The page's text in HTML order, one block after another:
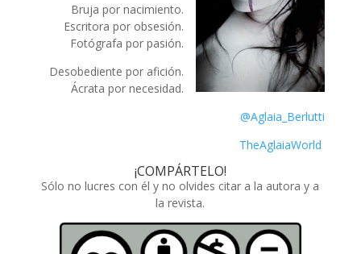
Bruja por nacimiento.
Escritora por obsesión.
Fotógrafa por pasión.
Desobediente por afición.
Ácrata por necesidad.
@Aglaia_Berlutti
TheAglaiaWorld
¡COMPÁRTELO!
Sólo no lucres con él y no olvides citar a la autora y a
la revista.